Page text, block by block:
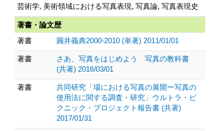
芸術学, 美術領域における写真表現, 写真論, 写真表現史
著書・論文歴
著書
圓井義典2000-2010 (単著) 2011/01/01
著書
さあ、写真をはじめよう 写真の教科書
(共著) 2016/03/01
著書
共同研究「場における写真の展開ー写真の
使用法に関する調査・研究」ウルトラ・ピ
クニック・プロジェクト報告書 (共著)
2017/01/31